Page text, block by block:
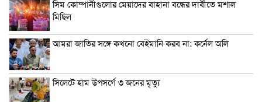
সিম কোম্পানীগুলোর মেয়াদের বাহানা বন্ধের দাবীতে মশাল
মিছিল
আমরা জাতির সঙ্গে কখনো বেইমানি করব না: কর্নেল অলি
সিলেটে হাম উপসর্গে ৩ জনের মৃত্যু